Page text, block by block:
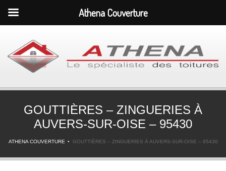
GOUTTIÈRES – ZINGUERIES À
AUVERS-SUR-OISE – 95430
ATHENA COUVERTURE GOUTTIÈRES – ZINGUERIES À AUVERS-SUR-OISE – 95430
Athena Couverture